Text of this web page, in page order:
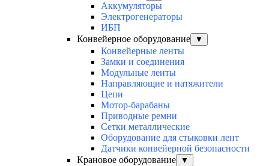
Аккумуляторы
Электрогенераторы
ИБП
Конвейерное оборудование
▼
Конвейерные ленты
Замки и соединения
Модульные ленты
Направляющие и натяжители
Цепи
Мотор-барабаны
Приводные ремни
Сетки металлические
Оборудование для стыковки лент
Датчики конвейерной безопасности
Крановое оборудование
▼